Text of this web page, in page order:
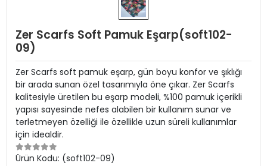
Zer Scarfs Soft Pamuk Eşarp(soft102-
09)
Zer Scarfs soft pamuk eşarp, gün boyu konfor ve şıklığı
bir arada sunan özel tasarımıyla öne çıkar. Zer Scarfs
kalitesiyle üretilen bu eşarp modeli, %100 pamuk içerikli
yapısı sayesinde nefes alabilen bir kullanım sunar ve
terletmeyen özelliği ile özellikle uzun süreli kullanımlar
için idealdir.
Ürün Kodu: (soft102-09)